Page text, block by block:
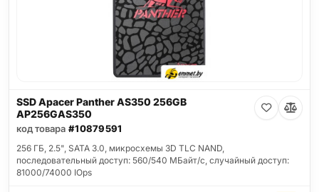
SSD Apacer Panther AS350 256GB
AP256GAS350
код товара #10879591
256 ГБ, 2.5", SATA 3.0, микросхемы 3D TLC NAND,
последовательный доступ: 560/540 МБайт/с, случайный доступ:
81000/74000 IOps